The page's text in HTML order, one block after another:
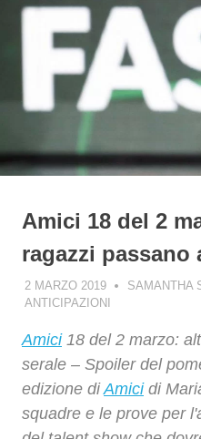
Amici 18 del 2
ragazzi passano
2 MARZO 2019
SAMANTHA
ANTICIPAZIONI
Amici18 del 2 marzo:
serale – Spoiler del
edizione diAmicidi
squadre e le prove per